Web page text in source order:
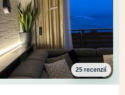
25 recenzií